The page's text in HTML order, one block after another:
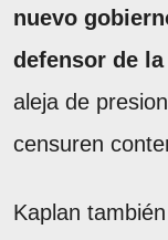
nuevo
defensor de
aleja de
censuren
Kaplan